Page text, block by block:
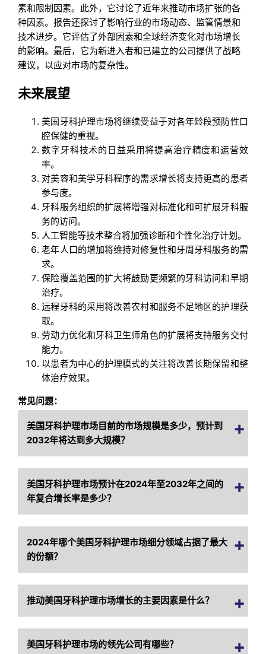
素和限制因素。此外，它讨论了近年来推动市场扩张的各
种因素。报告还探讨了影响行业的市场动态、监管情景和
技术进步。它评估了外部因素和全球经济变化对市场增长
的影响。最后，它为新进入者和已建立的公司提供了战略
建议，以应对市场的复杂性。
未来展望
美国牙科护理市场将继续受益于对各年龄段预防性口
腔保健的重视。
数字牙科技术的日益采用将提高治疗精度和运营效
率。
对美容和美学牙科程序的需求增长将支持更高的患者
参与度。
牙科服务组织的扩展将增强对标准化和可扩展牙科服
务的访问。
人工智能等技术整合将加强诊断和个性化治疗计划。
老年人口的增加将维持对修复性和牙周牙科服务的需
求。
保险覆盖范围的扩大将鼓励更频繁的牙科访问和早期
治疗。
远程牙科的采用将改善农村和服务不足地区的护理获
取。
劳动力优化和牙科卫生师角色的扩展将支持服务交付
能力。
以患者为中心的护理模式的关注将改善长期保留和整
体治疗效果。
常见问题：
美国牙科护理市场目前的市场规模是多少，预计到
2032年将达到多大规模？
美国牙科护理市场预计在2024年至2032年之间的
年复合增长率是多少？
2024年哪个美国牙科护理市场细分领域占据了最大
的份额？
推动美国牙科护理市场增长的主要因素是什么？
美国牙科护理市场的领先公司有哪些？